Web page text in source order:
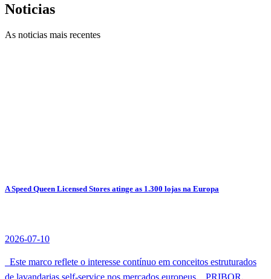
Noticias
As noticias mais recentes
A Speed Queen Licensed Stores atinge as 1.300 lojas na Europa
2026-07-10
Este marco reflete o interesse contínuo em conceitos estruturados
de lavandarias self-service nos mercados europeus. PRIBOR,